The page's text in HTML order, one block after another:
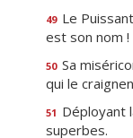
49 Le
est son nom !
50 Sa
qui le
51 Déployant
superbes.